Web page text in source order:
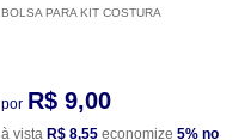
BOLSA PARA KIT COSTURA
por R$ 9,00
à vista R$ 8,55 economize 5% no